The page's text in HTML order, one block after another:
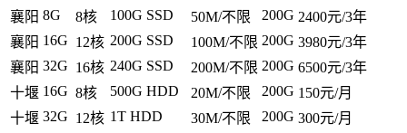
襄阳 8G 8核 100G SSD 50M/不限 200G 2400元/3年
襄阳 16G 12核 200G SSD 100M/不限 200G 3980元/3年
襄阳 32G 16核 240G SSD 200M/不限 200G 6500元/3年
十堰 16G 8核 500G HDD 20M/不限 200G 150元/月
十堰 32G 12核 1T HDD 30M/不限 200G 300元/月